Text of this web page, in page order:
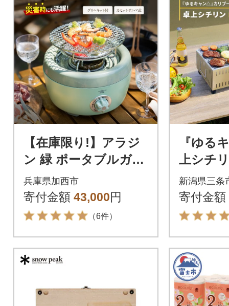
【在庫限り!】アラジ
ン 緑 ポータブルガス
コンロ[No5698-0736]
兵庫県加西市
寄付金額 43,000円
（6件）
『ゆる
上シチ
ージュ)
ウトド
プ【
新潟県三条
寄付金額